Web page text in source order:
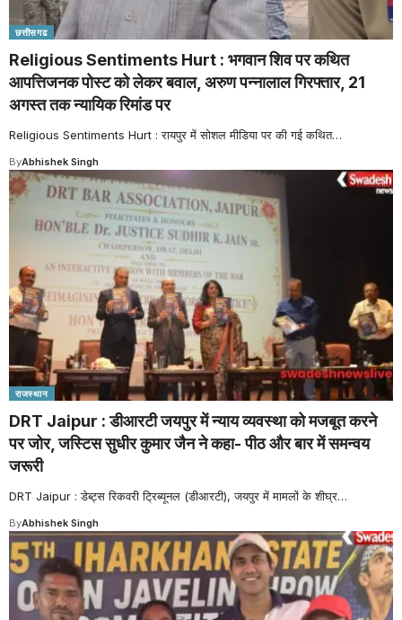
छत्तीसगढ
Religious Sentiments Hurt : भगवान शिव पर कथित
आपत्तिजनक पोस्ट को लेकर बवाल, अरुण पन्नालाल गिरफ्तार, 21
अगस्त तक न्यायिक रिमांड पर
Religious Sentiments Hurt : रायपुर में सोशल मीडिया पर की गई कथित…
ByAbhishek Singh
राजस्थान
DRT Jaipur : डीआरटी जयपुर में न्याय व्यवस्था को मजबूत करने
पर जोर, जस्टिस सुधीर कुमार जैन ने कहा- पीठ और बार में समन्वय
जरूरी
DRT Jaipur : डेब्ट्स रिकवरी ट्रिब्यूनल (डीआरटी), जयपुर में मामलों के शीघ्र…
ByAbhishek Singh